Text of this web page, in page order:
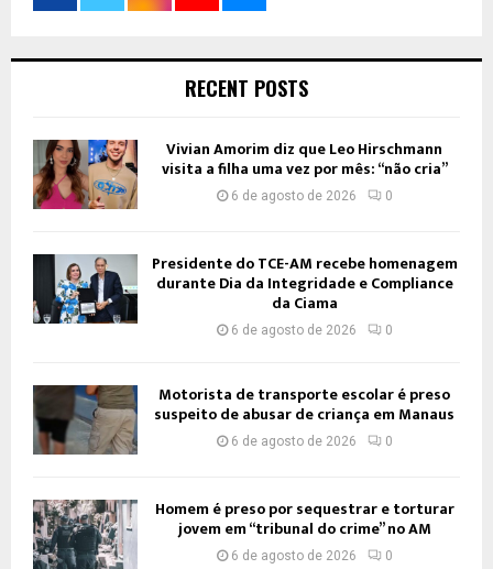
RECENT POSTS
Vivian Amorim diz que Leo Hirschmann
visita a filha uma vez por mês: “não cria”
6 de agosto de 2026 0
Presidente do TCE-AM recebe homenagem
durante Dia da Integridade e Compliance
da Ciama
6 de agosto de 2026 0
Motorista de transporte escolar é preso
suspeito de abusar de criança em Manaus
6 de agosto de 2026 0
Homem é preso por sequestrar e torturar
jovem em “tribunal do crime” no AM
6 de agosto de 2026 0